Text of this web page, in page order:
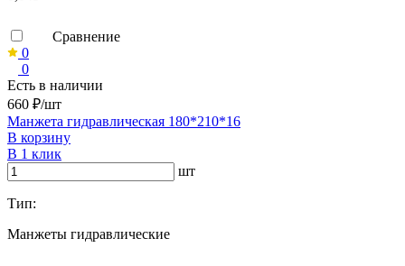
Сравнение
0
0
Есть в наличии
660 ₽/шт
Манжета гидравлическая 180*210*16
В корзину
В 1 клик
шт
Тип:
Манжеты гидравлические